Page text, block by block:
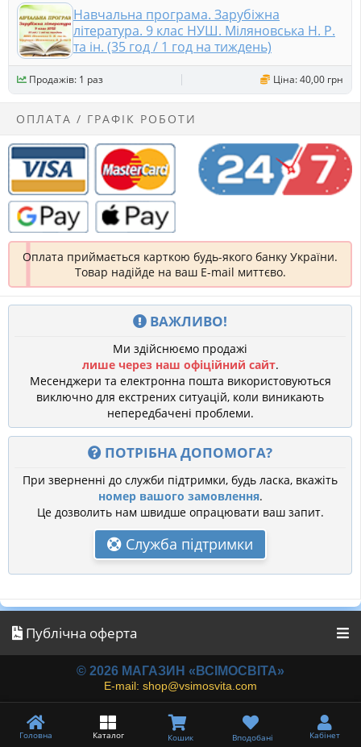
Навчальна програма. Зарубіжна
література. 9 клас НУШ. Міляновська Н. Р.
та ін. (35 год / 1 год на тиждень)
Продажів: 1 раз Ціна: 40,00 грн
ОПЛАТА / ГРАФІК РОБОТИ
Оплата приймається карткою будь-якого банку України.
Товар надійде на ваш E-mail миттєво.
ВАЖЛИВО!
Ми здійснюємо продажі
лише через наш офіційний сайт.
Месенджери та електронна пошта використовуються
виключно для екстрених ситуацій, коли виникають
непередбачені проблеми.
ПОТРІБНА ДОПОМОГА?
При зверненні до служби підтримки, будь ласка, вкажіть
номер вашого замовлення.
Це дозволить нам швидше опрацювати ваш запит.
Служба підтримки
Публічна оферта
© 2026 МАГАЗИН «ВСІМОСВІТА»
E-mail: shop@vsimosvita.com
Головна Каталог Кошик Вподобані Кабінет